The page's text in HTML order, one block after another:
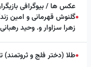
●
عکس ها / بیوگرافی
گلنوش قهرمانی و امین
زهرا سزاوار و. وحید رهبانی
●طلا (دختر فلج و ثروتمند)